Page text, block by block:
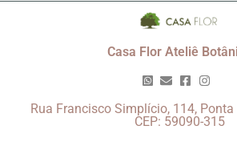
Casa Flor Ateliê
Rua Francisco Simplício, 114, Ponta
CEP: 59090-315